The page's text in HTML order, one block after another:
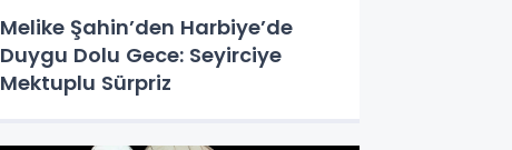
Melike Şahin’den Harbiye’de
Duygu Dolu Gece: Seyirciye
Mektuplu Sürpriz